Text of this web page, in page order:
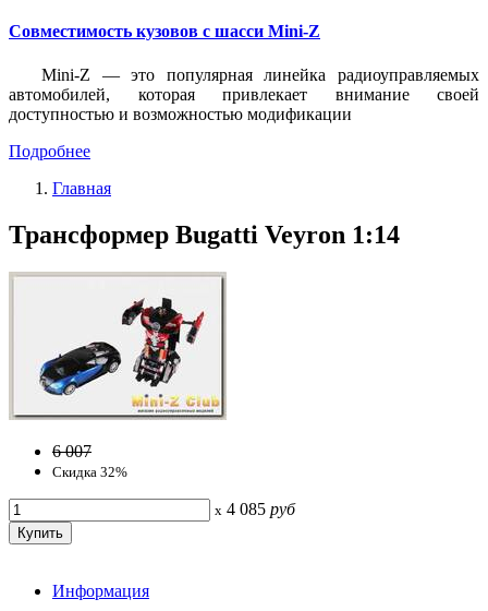
Совместимость кузовов с шасси Mini-Z
Mini-Z — это популярная линейка радиоуправляемых
автомобилей, которая привлекает внимание своей
доступностью и возможностью модификации
Подробнее
Главная
Трансформер Bugatti Veyron 1:14
6 007
Скидка 32%
x 4 085 руб
Информация